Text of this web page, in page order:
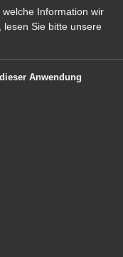
5.
mit
Information wir
Sie bitte unsere
Anwendung